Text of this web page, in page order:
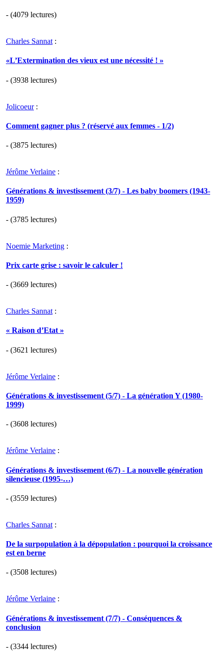
- (4079 lectures)
Charles Sannat :
«L’Extermination des vieux est une nécessité ! »
- (3938 lectures)
Jolicoeur:
Comment gagner plus ? (réservé aux femmes - 1/2)
- (3875 lectures)
Jérôme Verlaine :
Générations & investissement (3/7) - Les baby boomers (1943-
1959)
- (3785 lectures)
Noemie Marketing :
Prix carte grise : savoir le calculer !
- (3669 lectures)
Charles Sannat :
« Raison d’Etat »
- (3621 lectures)
Jérôme Verlaine :
Générations & investissement (5/7) - La génération Y (1980-
1999)
- (3608 lectures)
Jérôme Verlaine :
Générations & investissement (6/7) - La nouvelle génération
silencieuse (1995-…)
- (3559 lectures)
Charles Sannat :
De la surpopulation à la dépopulation : pourquoi la croissance
est en berne
- (3508 lectures)
Jérôme Verlaine :
Générations & investissement (7/7) - Conséquences &
conclusion
- (3344 lectures)